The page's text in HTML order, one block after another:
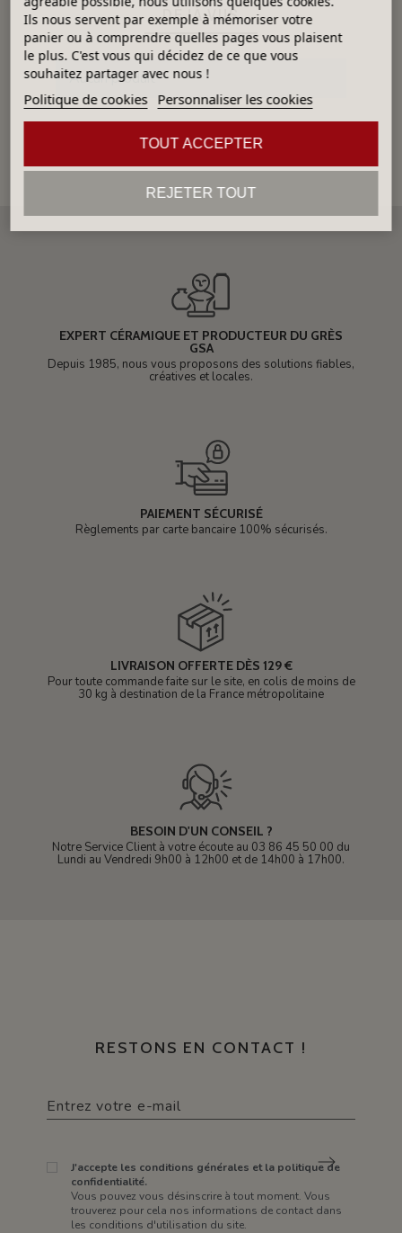
DÉJÀ VUS
Aucun produit
EXPERT CÉRAMIQUE ET PRODUCTEUR DU GRÈS
GSA
Depuis 1985, nous vous proposons des solutions fiables,
créatives et locales.
PAIEMENT SÉCURISÉ
Règlements par carte bancaire 100% sécurisés.
LIVRAISON OFFERTE DÈS 129 €
Pour toute commande faite sur le site, en colis de moins de
30 kg à destination de la France métropolitaine
BESOIN D'UN CONSEIL ?
Notre Service Client à votre écoute au 03 86 45 50 00 du
Lundi au Vendredi 9h00 à 12h00 et de 14h00 à 17h00.
RESTONS EN CONTACT !
J'accepte les conditions générales et la politique de
confidentialité.
Vous pouvez vous désinscrire à tout moment. Vous
trouverez pour cela nos informations de contact dans
les conditions d'utilisation du site.
Ils nous servent par exemple à mémoriser votre
panier ou à comprendre quelles pages vous plaisent
le plus. C'est vous qui décidez de ce que vous
souhaitez partager avec nous !
Politique de cookies Personnaliser les cookies
REJETER TOUT
TOUT ACCEPTER